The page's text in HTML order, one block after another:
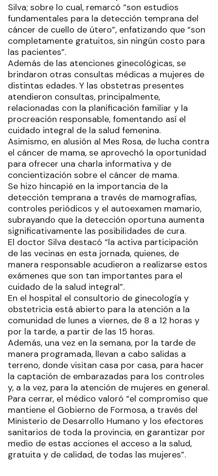
Silva; sobre lo cual, remarcó “son estudios
fundamentales para la detección temprana del
cáncer de cuello de útero”, enfatizando que “son
completamente gratuitos, sin ningún costo para
las pacientes”.
Además de las atenciones ginecológicas, se
brindaron otras consultas médicas a mujeres de
distintas edades. Y las obstetras presentes
atendieron consultas, principalmente,
relacionadas con la planificación familiar y la
procreación responsable, fomentando así el
cuidado integral de la salud femenina.
Asimismo, en alusión al Mes Rosa, de lucha contra
el cáncer de mama, se aprovechó la oportunidad
para ofrecer una charla informativa y de
concientización sobre el cáncer de mama.
Se hizo hincapié en la importancia de la
detección temprana a través de mamografías,
controles periódicos y el autoexamen mamario,
subrayando que la detección oportuna aumenta
significativamente las posibilidades de cura.
El doctor Silva destacó “la activa participación
de las vecinas en esta jornada, quienes, de
manera responsable acudieron a realizarse estos
exámenes que son tan importantes para el
cuidado de la salud integral”.
En el hospital el consultorio de ginecología y
obstetricia está abierto para la atención a la
comunidad de lunes a viernes, de 8 a 12 horas y
por la tarde, a partir de las 15 horas.
Además, una vez en la semana, por la tarde de
manera programada, llevan a cabo salidas a
terreno, donde visitan casa por casa, para hacer
la captación de embarazadas para los controles
y, a la vez, para la atención de mujeres en general.
Para cerrar, el médico valoró “el compromiso que
mantiene el Gobierno de Formosa, a través del
Ministerio de Desarrollo Humano y los efectores
sanitarios de toda la provincia, en garantizar por
medio de estas acciones el acceso a la salud,
gratuita y de calidad, de todas las mujeres”.